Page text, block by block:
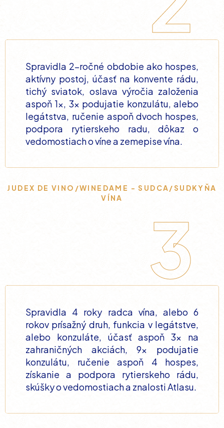
Spravidla 2-ročné obdobie ako hospes,
aktívny postoj, účasť na konvente rádu,
tichý sviatok, oslava výročia založenia
aspoň 1x, 3x podujatie konzulátu, alebo
legátstva, ručenie aspoň dvoch hospes,
podpora rytierskeho radu, dôkaz o
vedomostiach o víne a zemepise vína.
JUDEX DE VINO/WINEDAME - SUDCA/SUDKYŇA
VÍNA
3
Spravidla 4 roky radca vína, alebo 6
rokov prísažný druh, funkcia v legátstve,
alebo konzuláte, účasť aspoň 3x na
zahraničných akciách, 9x podujatie
konzulátu, ručenie aspoň 4 hospes,
získanie a podpora rytierskeho rádu,
skúšky o vedomostiach a znalosti Atlasu.